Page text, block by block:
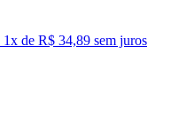
1x de R$ 34,89 sem juros